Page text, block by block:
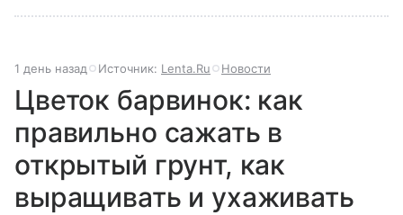
1 день назад Источник: Lenta.Ru Новости
Цветок барвинок: как
правильно сажать в
открытый грунт, как
выращивать и ухаживать